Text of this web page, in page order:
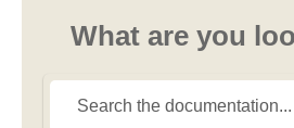
What are you